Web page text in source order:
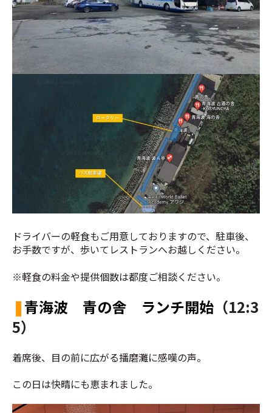
ドライバーの軽食もご用意しておりますので、駐車後、
お手数ですが、歩いてレストランへお越しください。
※軽食の料金や提供個数は都度ご相談ください。
❚青海波 青の舎 ランチ開始 （12:3
5）
着席後、目の前に広がる播磨灘に感嘆の声。
この日は快晴にも恵まれました。